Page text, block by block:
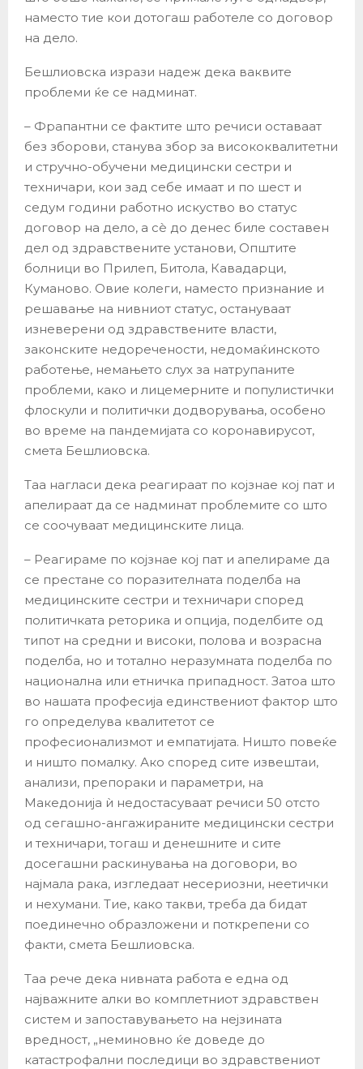
наместо тие кои дотогаш работеле со договор
на дело.
Бешлиовска изрази надеж дека ваквите
проблеми ќе се надминат.
– Фрапантни се фактите што речиси оставаат
без зборови, станува збор за висококвалитетни
и стручно-обучени медицински сестри и
техничари, кои зад себе имаат и по шест и
седум години работно искуство во статус
договор на дело, а сѐ до денес биле составен
дел од здравствените установи, Општите
болници во Прилеп, Битола, Кавадарци,
Куманово. Овие колеги, наместо признание и
решавање на нивниот статус, остануваат
изневерени од здравствените власти,
законските недоречености, недомаќинското
работење, немањето слух за натрупаните
проблеми, како и лицемерните и популистички
флоскули и политички додворувања, особено
во време на пандемијата со коронавирусот,
смета Бешлиовска.
Таа нагласи дека реагираат по којзнае кој пат и
апелираат да се надминат проблемите со што
се соочуваат медицинските лица.
– Реагираме по којзнае кој пат и апелираме да
се престане со поразителната поделба на
медицинските сестри и техничари според
политичката реторика и опција, поделбите од
типот на средни и високи, полова и возрасна
поделба, но и тотално неразумната поделба по
национална или етничка припадност. Затоа што
во нашата професија единствениот фактор што
го определува квалитетот се
професионализмот и емпатијата. Ништо повеќе
и ништо помалку. Ако според сите извештаи,
анализи, препораки и параметри, на
Македонија ѝ недостасуваат речиси 50 отсто
од сегашно-ангажираните медицински сестри
и техничари, тогаш и денешните и сите
досегашни раскинувања на договори, во
најмала рака, изгледаат несериозни, неетички
и нехумани. Тие, како такви, треба да бидат
поединечно образложени и поткрепени со
факти, смета Бешлиовска.
Таа рече дека нивната работа е една од
најважните алки во комплетниот здравствен
систем и запоставувањето на нејзината
вредност, „неминовно ќе доведе до
катастрофални последици во здравствениот